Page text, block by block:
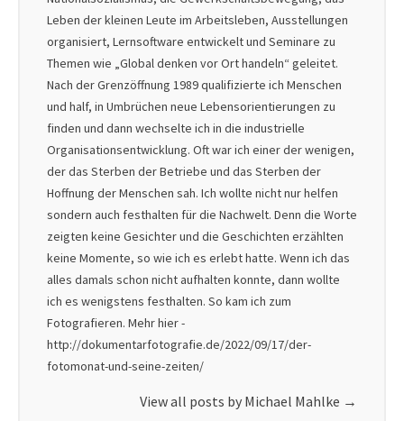
Leben der kleinen Leute im Arbeitsleben, Ausstellungen
organisiert, Lernsoftware entwickelt und Seminare zu
Themen wie „Global denken vor Ort handeln“ geleitet.
Nach der Grenzöffnung 1989 qualifizierte ich Menschen
und half, in Umbrüchen neue Lebensorientierungen zu
finden und dann wechselte ich in die industrielle
Organisationsentwicklung. Oft war ich einer der wenigen,
der das Sterben der Betriebe und das Sterben der
Hoffnung der Menschen sah. Ich wollte nicht nur helfen
sondern auch festhalten für die Nachwelt. Denn die Worte
zeigten keine Gesichter und die Geschichten erzählten
keine Momente, so wie ich es erlebt hatte. Wenn ich das
alles damals schon nicht aufhalten konnte, dann wollte
ich es wenigstens festhalten. So kam ich zum
Fotografieren. Mehr hier -
http://dokumentarfotografie.de/2022/09/17/der-
fotomonat-und-seine-zeiten/
View all posts by Michael Mahlke →